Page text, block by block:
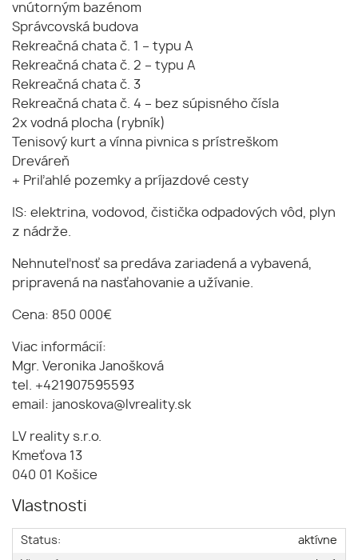
vnútorným bazénom
Správcovská budova
Rekreačná chata č. 1 – typu A
Rekreačná chata č. 2 – typu A
Rekreačná chata č. 3
Rekreačná chata č. 4 – bez súpisného čísla
2x vodná plocha (rybník)
Tenisový kurt a vínna pivnica s prístreškom
Dreváreň
+ Priľahlé pozemky a príjazdové cesty
IS: elektrina, vodovod, čistička odpadových vôd, plyn
z nádrže.
Nehnuteľnosť sa predáva zariadená a vybavená,
pripravená na nasťahovanie a užívanie.
Cena: 850 000€
Viac informácií:
Mgr. Veronika Janošková
tel. +421907595593
email: janoskova@lvreality.sk
LV reality s.r.o.
Kmeťova 13
040 01 Košice
Vlastnosti
Status:
aktívne